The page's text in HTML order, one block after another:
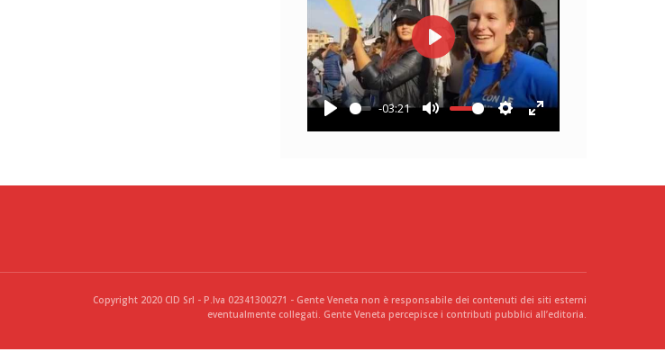
-03:21
Play
Copyright 2020 CID Srl - P.Iva 02341300271 - Gente Veneta non è responsabile dei contenuti dei siti esterni
eventualmente collegati. Gente Veneta percepisce i contributi pubblici all’editoria.